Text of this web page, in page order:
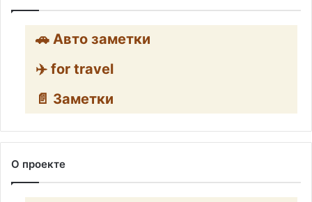
🚗 Авто заметки
✈️ for travel
📄 Заметки
О проекте